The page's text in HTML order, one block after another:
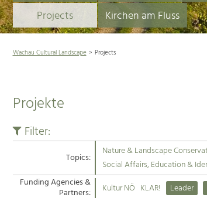
Projects
Kirchen am Fluss
Wachau Cultural Landscape Projects
Projekte
Filter:
Topics: Nature & Landscape
Social Affairs, Education &
Funding Agencies &
Partners: Kultur NÖ KLAR! Leader